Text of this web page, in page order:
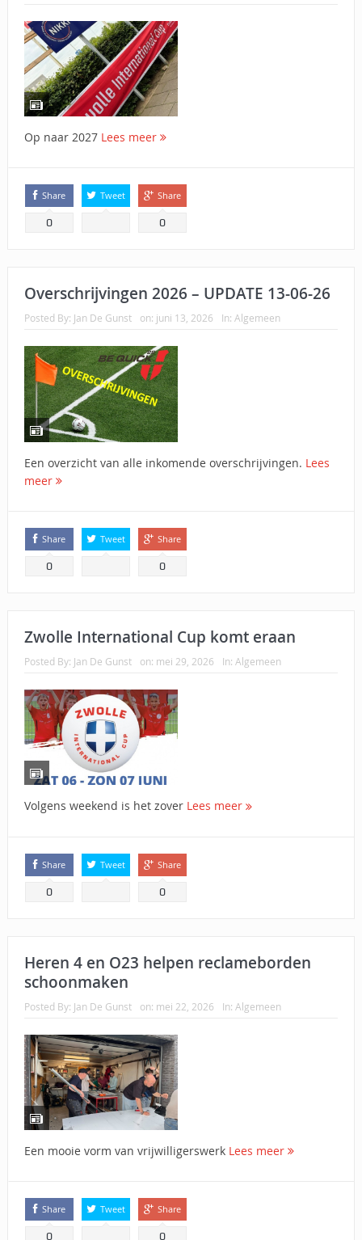
Op naar 2027 Lees meer
Share
0
Tweet Share
0
Overschrijvingen 2026 – UPDATE 13-06-26
Posted By: Jan De Gunst on: juni 13, 2026 In: Algemeen
Een overzicht van alle inkomende overschrijvingen. Lees
meer
Share
0
Tweet Share
0
Zwolle International Cup komt eraan
Posted By: Jan De Gunst on: mei 29, 2026 In: Algemeen
Volgens weekend is het zover Lees meer
Share
0
Tweet Share
0
Heren 4 en O23 helpen reclameborden
schoonmaken
Posted By: Jan De Gunst on: mei 22, 2026 In: Algemeen
Een mooie vorm van vrijwilligerswerk Lees meer
Share
0
Tweet Share
0